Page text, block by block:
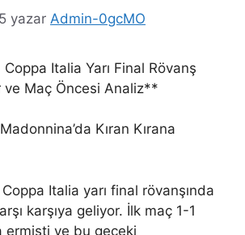
yazar Admin-0gcMO
Italia Yarı Final Rövanş
ve Maç Öncesi Analiz**
Kıran Kırana
Italia yarı final rövanşında
karşıya geliyor. İlk maç 1-1
ermişti ve bu geceki